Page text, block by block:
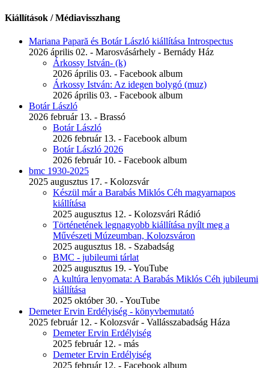
Kiállítások / Médiavisszhang
Mariana Papară és Botár László kiállítása Introspectus
2026 április 02. - Marosvásárhely - Bernády Ház
Árkossy István- (k)
2026 április 03. - Facebook album
Árkossy István: Az idegen bolygó (muz)
2026 április 03. - Facebook album
Botár László
2026 február 13. - Brassó
Botár László
2026 február 13. - Facebook album
Botár László 2026
2026 február 10. - Facebook album
bmc 1930-2025
2025 augusztus 17. - Kolozsvár
Készül már a Barabás Miklós Céh magyarnapos
kiállítása
2025 augusztus 12. - Kolozsvári Rádió
Történetének legnagyobb kiállítása nyílt meg a
Művészeti Múzeumban, Kolozsváron
2025 augusztus 18. - Szabadság
BMC - jubileumi tárlat
2025 augusztus 19. - YouTube
A kultúra lenyomata: A Barabás Miklós Céh jubileumi
kiállítása
2025 október 30. - YouTube
Demeter Ervin Erdélyiség - könyvbemutató
2025 február 12. - Kolozsvár - Vallásszabadság Háza
Demeter Ervin Erdélyiség
2025 február 12. - más
Demeter Ervin Erdélyiség
2025 február 12. - Facebook album